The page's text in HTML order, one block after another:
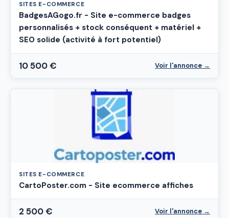
SITES E-COMMERCE
BadgesAGogo.fr - Site e-commerce badges
personnalisés + stock conséquent + matériel +
SEO solide (activité à fort potentiel)
10 500 € Voir l'annonce →
SITES E-COMMERCE
CartoPoster.com - Site ecommerce affiches
2 500 € Voir l'annonce →